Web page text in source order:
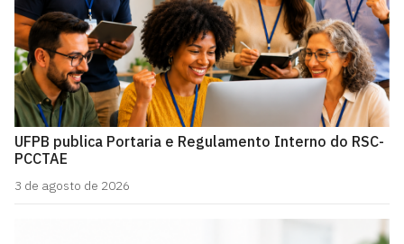
UFPB publica Portaria e Regulamento Interno do RSC-
PCCTAE
3 de agosto de 2026